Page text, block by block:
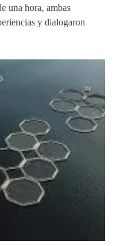
una hora, ambas
y dialogaron